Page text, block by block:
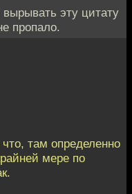
эту цитату
пропало.
там определенно
мере по